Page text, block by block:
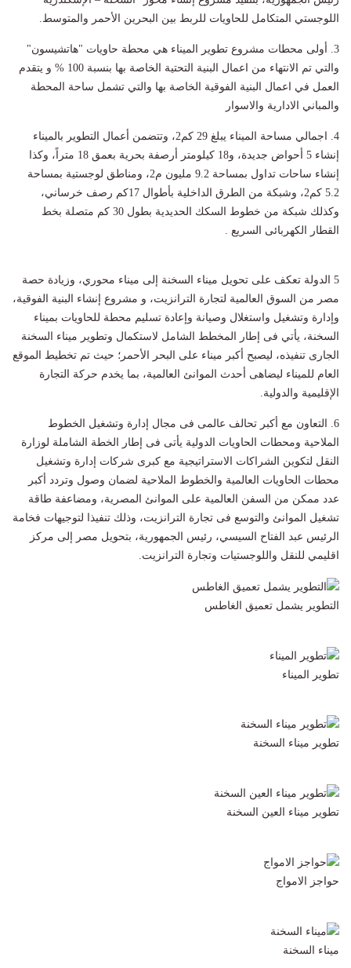
اللوجستي المتكامل للحاويات للربط بين البحرين الأحمر والمتوسط.
3. أولى محطات مشروع تطوير الميناء هي محطة حاويات "هاتشيسون"
والتي تم الانتهاء من اعمال البنية التحتية الخاصة بها بنسبة 100 % و يتقدم
العمل في اعمال البنية الفوقية الخاصة بها والتي تشمل ساحة المحطة
والمباني الادارية والاسوار
4. اجمالي مساحة الميناء يبلغ 29 كم2، وتتضمن أعمال التطوير بالميناء
إنشاء 5 أحواض جديدة، و18 كيلومتر أرصفة بحرية بعمق 18 متراً، وكذا
إنشاء ساحات تداول بمساحة 9.2 مليون م2، ومناطق لوجستية بمساحة
5.2 كم2، وشبكة من الطرق الداخلية بأطوال 17كم رصف خرساني،
وكذلك شبكة من خطوط السكك الحديدية بطول 30 كم متصلة بخط
القطار الكهربائى السريع .
5 الدولة تعكف على تحويل ميناء السخنة إلى ميناء محوري، وزيادة حصة
مصر من السوق العالمية لتجارة الترانزيت، و مشروع إنشاء البنية الفوقية،
وإدارة وتشغيل واستغلال وصيانة وإعادة تسليم محطة للحاويات بميناء
السخنة، يأتي فى إطار المخطط الشامل لاستكمال وتطوير ميناء السخنة
الجارى تنفيذه، ليصبح أكبر ميناء على البحر الأحمر؛ حيث تم تخطيط الموقع
العام للميناء ليضاهى أحدث الموانئ العالمية، بما يخدم حركة التجارة
الإقليمية والدولية.
6. التعاون مع أكبر تحالف عالمى فى مجال إدارة وتشغيل الخطوط
الملاحية ومحطات الحاويات الدولية يأتى فى إطار الخطة الشاملة لوزارة
النقل لتكوين الشراكات الاستراتيجية مع كبرى شركات إدارة وتشغيل
محطات الحاويات العالمية والخطوط الملاحية لضمان وصول وتردد أكبر
عدد ممكن من السفن العالمية على الموانئ المصرية، ومضاعفة طاقة
تشغيل الموانئ والتوسع فى تجارة الترانزيت، وذلك تنفيذا لتوجيهات فخامة
الرئيس عبد الفتاح السيسي، رئيس الجمهورية، بتحويل مصر إلى مركز
اقليمي للنقل واللوجستيات وتجارة الترانزيت.
التطوير يشمل تعميق الغاطس
تطوير الميناء
تطوير ميناء السخنة
تطوير ميناء العين السخنة
حواجز الامواج
ميناء السخنة